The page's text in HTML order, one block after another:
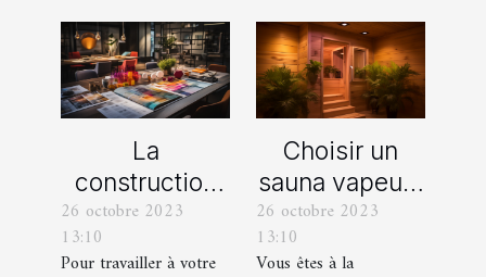
La
construction
d’une identité
d’entreprise :
26 octobre 2023
13:10
Pour travailler à votre
Choisir un
sauna vapeur :
comment s’y
prendre ?
26 octobre 2023
13:10
Vous êtes à la